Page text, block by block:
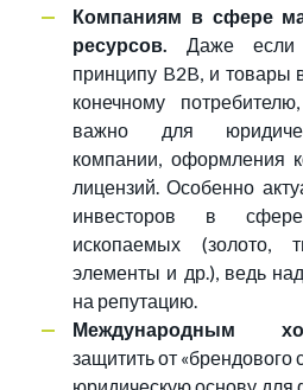
Компаниям в сфере
ресурсов. Даже если
принципу B2B, и товары
конечному
важно для
компании, оформления
лицензий. Особенно
инвесторов в
ископаемых (золото,
элементы и др.), ведь
на репутацию.
Международным
защитить от «брендового